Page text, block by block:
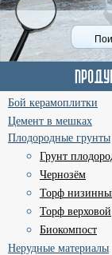
Бой керамоплитки
Цемент в мешках
Плодородные грунты
Грунт
Чернозём
Торф
Торф верховой
Биокомпост
Нерудные материалы